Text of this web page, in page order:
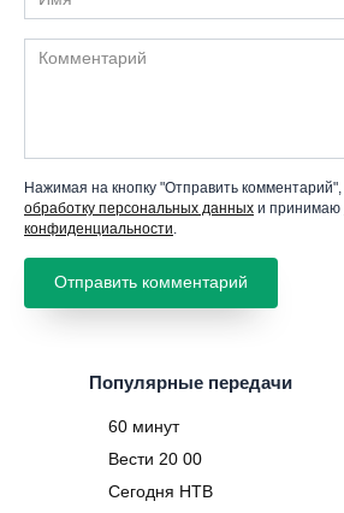
Комментарий
Нажимая на кнопку "Отправить
обработку персональных данных и принимаю
конфиденциальности
Популярные передачи
60 минут
Вести 20 00
Сегодня НТВ